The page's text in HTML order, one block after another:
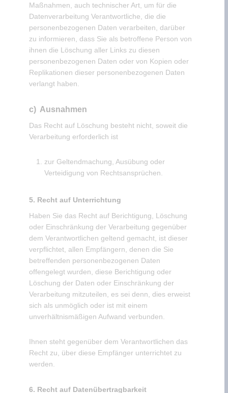
Maßnahmen, auch technischer Art, um für die
Datenverarbeitung Verantwortliche, die die
personenbezogenen Daten verarbeiten, darüber
zu informieren, dass Sie als betroffene Person von
ihnen die Löschung aller Links zu diesen
personenbezogenen Daten oder von Kopien oder
Replikationen dieser personenbezogenen Daten
verlangt haben.
c) Ausnahmen
Das Recht auf Löschung besteht nicht, soweit die
Verarbeitung erforderlich ist
zur Geltendmachung, Ausübung oder
Verteidigung von Rechtsansprüchen.
5. Recht auf Unterrichtung
Haben Sie das Recht auf Berichtigung, Löschung
oder Einschränkung der Verarbeitung gegenüber
dem Verantwortlichen geltend gemacht, ist dieser
verpflichtet, allen Empfängern, denen die Sie
betreffenden personenbezogenen Daten
offengelegt wurden, diese Berichtigung oder
Löschung der Daten oder Einschränkung der
Verarbeitung mitzuteilen, es sei denn, dies erweist
sich als unmöglich oder ist mit einem
unverhältnismäßigen Aufwand verbunden.
Ihnen steht gegenüber dem Verantwortlichen das
Recht zu, über diese Empfänger unterrichtet zu
werden.
6. Recht auf Datenübertragbarkeit